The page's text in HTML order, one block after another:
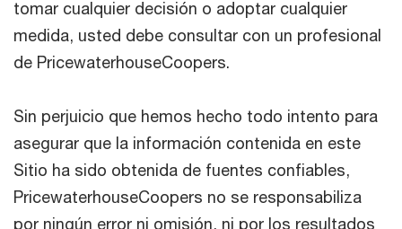
tomar cualquier decisión o adoptar cualquier
medida, usted debe consultar con un profesional
de PricewaterhouseCoopers.
Sin perjuicio que hemos hecho todo intento para
asegurar que la información contenida en este
Sitio ha sido obtenida de fuentes confiables,
PricewaterhouseCoopers no se responsabiliza
por ningún error ni omisión, ni por los resultados